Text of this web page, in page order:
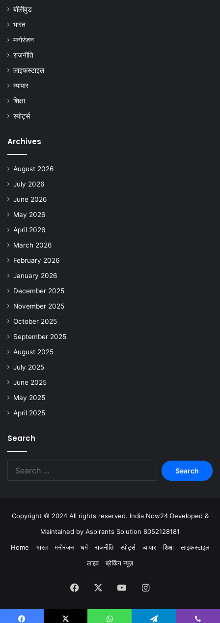
बॉलीवुड
भारत
मनोरंजन
राजनीति
लाइफस्टाइल
व्यापार
शिक्षा
स्पोर्ट्स
Archives
August 2026
July 2026
June 2026
May 2026
April 2026
March 2026
February 2026
January 2026
December 2025
November 2025
October 2025
September 2025
August 2025
July 2025
June 2025
May 2025
April 2025
Search
Copyright © 2024 All rights reserved. India Now24 Developed &
Maintained by Aspirants Solution 8052128181
Home
भारत मनोरंजन धर्म राजनीति स्पोर्ट्स व्यापार शिक्षा
लाइफस्टाइल
लाइव
ब्रेकिंग न्यूज़